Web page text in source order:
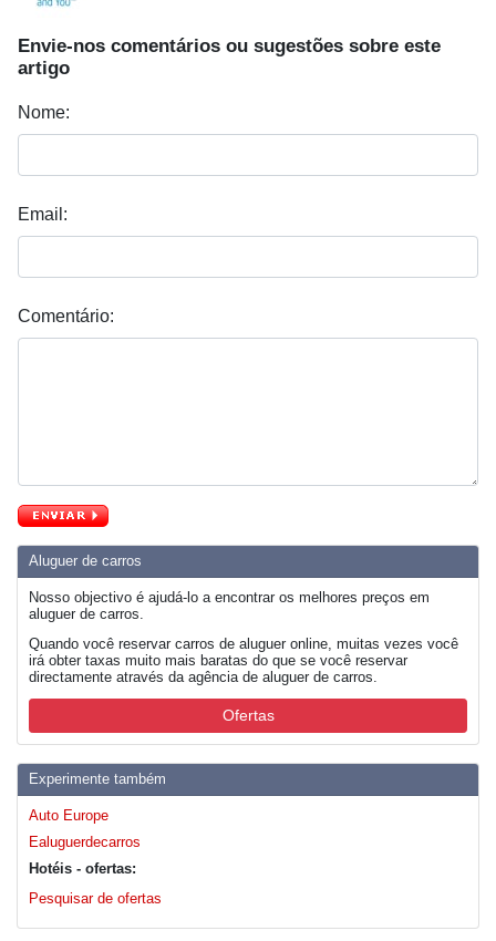
Aluguer de carros
Nosso objectivo é ajudá-lo a encontrar os melhores preços em
aluguer de carros.
Quando você reservar carros de aluguer online, muitas vezes você
irá obter taxas muito mais baratas do que se você reservar
directamente através da agência de aluguer de carros.
Ofertas
Experimente também
Auto Europe
Ealuguerdecarros
Hotéis - ofertas:
Pesquisar de ofertas
Envie-nos comentários ou sugestões sobre este
artigo
Nome:
Email:
Comentário: